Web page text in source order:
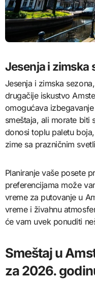
Jesenja i zimska
Jesenja i zimska
drugačije iskustvo
omogućava
smeštaja, ali morate biti
donosi toplu paletu
zime sa prazničnim
Planiranje vaše posete
preferencijama može
vreme za putovanje u
vreme i živahnu
će vam uvek ponuditi
Smeštaj u
za 2026.